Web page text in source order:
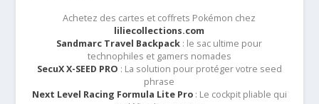
Achetez des cartes et coffrets Pokémon chez
liliecollections.com
Sandmarc Travel Backpack : le sac ultime pour
technophiles et gamers nomades
SecuX X-SEED PRO : La solution pour protéger votre seed
phrase
Next Level Racing Formula Lite Pro: Le cockpit pliable qui